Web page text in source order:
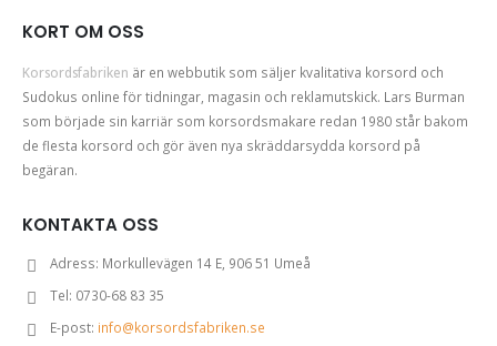
KORT OM OSS
Korsordsfabriken är en webbutik som säljer kvalitativa korsord och
Sudokus online för tidningar, magasin och reklamutskick. Lars Burman
som började sin karriär som korsordsmakare redan 1980 står bakom
de flesta korsord och gör även nya skräddarsydda korsord på
begäran.
KONTAKTA OSS
Adress: Morkullevägen 14 E, 906 51 Umeå
Tel: 0730-68 83 35
E-post: info@korsordsfabriken.se